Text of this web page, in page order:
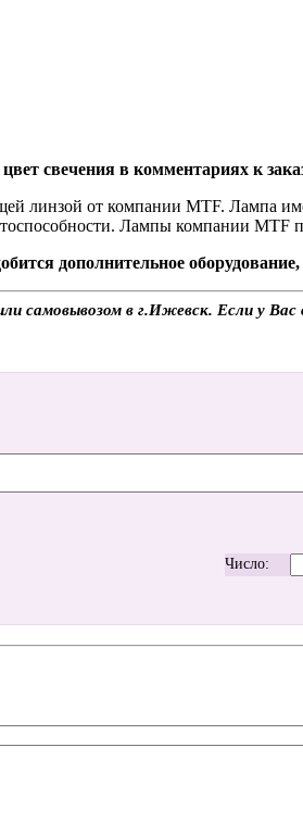
свечения в комментариях к
линзой от компании MTF. Лампа
Лампы компании
дополнительное
самовывозом в г.Ижевск. Если у
Число: